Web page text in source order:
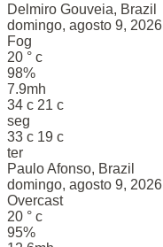
Delmiro Gouveia, Brazil
domingo, agosto 9, 2026
Fog
20 ° c
98%
7.9mh
34 c 21 c
seg
33 c 19 c
ter
Paulo Afonso, Brazil
domingo, agosto 9, 2026
Overcast
20 ° c
95%